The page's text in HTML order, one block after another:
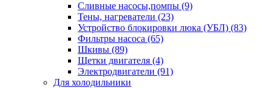
Сливные насосы,помпы (9)
Тены, нагреватели (23)
Устройство блокировки люка (УБЛ) (83)
Фильтры насоса (65)
Шкивы (89)
Щетки двигателя (4)
Электродвигатели (91)
Для холодильники